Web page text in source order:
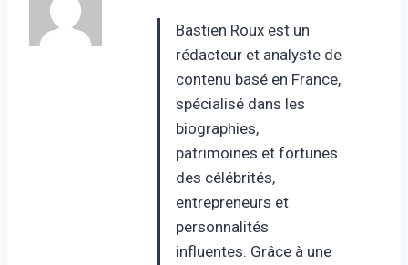
Bastien Roux est un
rédacteur et analyste de
contenu basé en France,
spécialisé dans les
biographies,
patrimoines et fortunes
des célébrités,
entrepreneurs et
personnalités
influentes. Grâce à une